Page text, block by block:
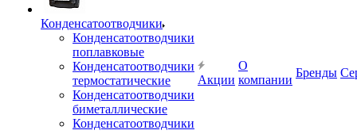
Конденсатоотводчики
Конденсатоотводчики
поплавковые
Конденсатоотводчики
термостатические
Конденсатоотводчики
биметаллические
Конденсатоотводчики
Акции
О
компании
Бренды